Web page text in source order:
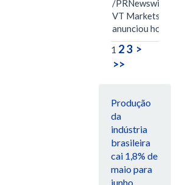
/PRNewswire/
VT Markets
anunciou hoje
1 23 >
>>
Produção
da
indústria
brasileira
cai 1,8% de
maio para
junho